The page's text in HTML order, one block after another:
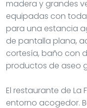
madera y grandes
equipadas con
para una estancia
de pantalla plana,
cortesía, baño con
productos de aseo
El restaurante de La
entorno acogedor.